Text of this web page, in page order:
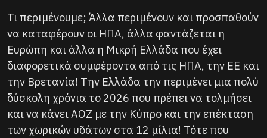
Τι περιμένουμε; Άλλα περιμένουν και προσπαθούν
να καταφέρουν οι ΗΠΑ, άλλα φαντάζεται η
Ευρώπη και άλλα η Μικρή Ελλάδα που έχει
διαφορετικά συμφέροντα από τις ΗΠΑ, την ΕΕ και
την Βρετανία! Την Ελλάδα την περιμένει μια πολύ
δύσκολη χρόνια το 2026 που πρέπει να τολμήσει
και να κάνει ΑΟΖ με την Κύπρο και την επέκταση
των χωρικών υδάτων στα 12 μίλια! Τότε που